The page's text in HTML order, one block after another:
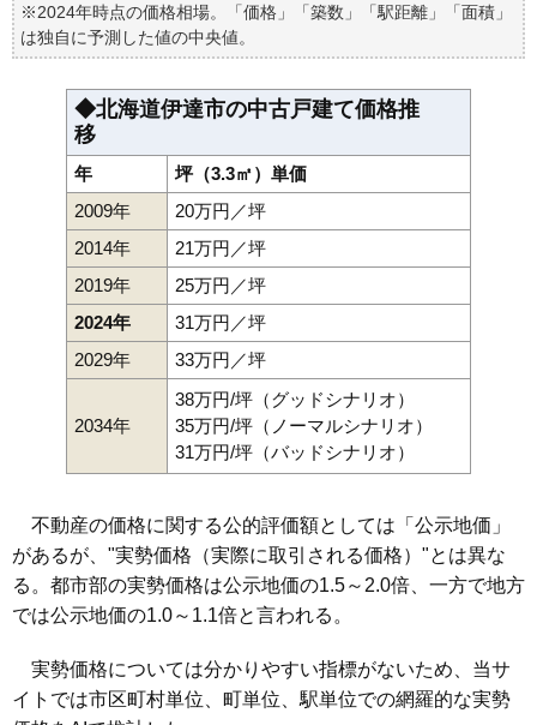
※2024年時点の価格相場。「価格」「築数」「駅距離」「面積」
は独自に予測した値の中央値。
◆北海道伊達市の中古戸建て価格推
移
年
坪（3.3㎡）単価
2009年
20万円／坪
2014年
21万円／坪
2019年
25万円／坪
2024年
31万円／坪
2029年
33万円／坪
2034年
38万円/坪（グッドシナリオ）
35万円/坪（ノーマルシナリオ）
31万円/坪（バッドシナリオ）
不動産の価格に関する公的評価額としては「公示地価」
があるが、"実勢価格（実際に取引される価格）"とは異な
る。都市部の実勢価格は公示地価の1.5～2.0倍、一方で地方
では公示地価の1.0～1.1倍と言われる。
実勢価格については分かりやすい指標がないため、当サ
イトでは市区町村単位、町単位、駅単位での網羅的な実勢